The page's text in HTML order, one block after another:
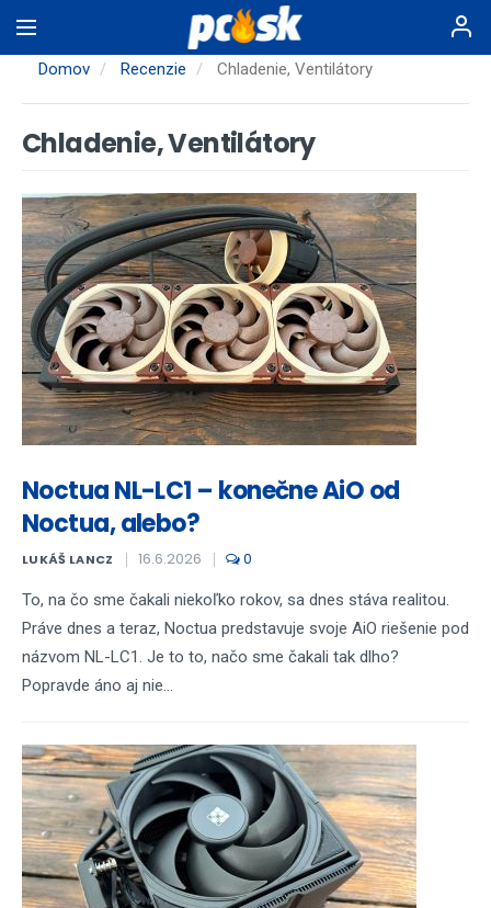
na
hlavnýDomov Recenzie Chladenie, Ventilátory
Chladenie, Ventilátory
Noctua NL-LC1 – konečne AiO od
Noctua, alebo?
LUKÁŠ LANCZ 16.6.2026 0
To, na čo sme čakali niekoľko rokov, sa dnes stáva realitou.
Práve dnes a teraz, Noctua predstavuje svoje AiO riešenie pod
názvom NL-LC1. Je to to, načo sme čakali tak dlho?
Popravde áno aj nie...